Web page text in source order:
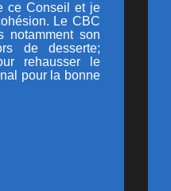
ce Conseil et je
Le CBC
notamment son
de desserte;
rehausser le
pour la bonne